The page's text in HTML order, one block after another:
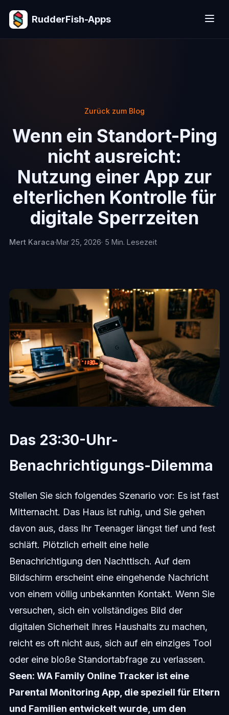
RudderFish-Apps
Zurück zum Blog
Wenn ein Standort-Ping
nicht ausreicht:
Nutzung einer App zur
elterlichen Kontrolle für
digitale Sperrzeiten
Mert Karaca·Mar 25, 2026· 5 Min. Lesezeit
Das 23:30-Uhr-
Benachrichtigungs-Dilemma
Stellen Sie sich folgendes Szenario vor: Es ist fast
Mitternacht. Das Haus ist ruhig, und Sie gehen
davon aus, dass Ihr Teenager längst tief und fest
schläft. Plötzlich erhellt eine helle
Benachrichtigung den Nachttisch. Auf dem
Bildschirm erscheint eine eingehende Nachricht
von einem völlig unbekannten Kontakt. Wenn Sie
versuchen, sich ein vollständiges Bild der
digitalen Sicherheit Ihres Haushalts zu machen,
reicht es oft nicht aus, sich auf ein einziges Tool
oder eine bloße Standortabfrage zu verlassen.
Seen: WA Family Online Tracker ist eine
Parental Monitoring App, die speziell für Eltern
und Familien entwickelt wurde, um den